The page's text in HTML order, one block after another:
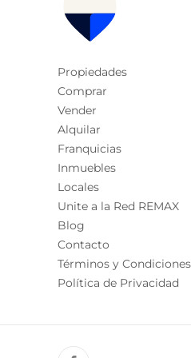
Gastos comunes:
Contribución
*Compartimos con
Honorarios
Cada Oficina es
La presente
responsable de la
funcionales,
Cocina
Placard
Disposición Frente
Cocina/comedor
Living/comedor
Propiedades
Comprar
Vender
Alquilar
Franquicias
Inmuebles
Locales
Unite a la Red REMAX
Blog
Contacto
Términos y Condiciones
Política de Privacidad